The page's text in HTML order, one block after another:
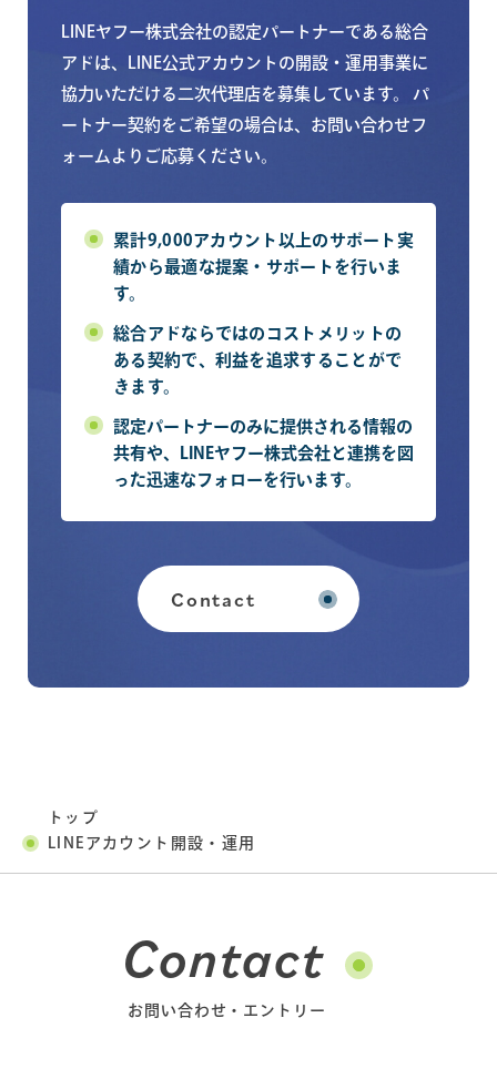
LINEヤフー株式会社の認定パートナーである総合
アドは、
LINE公式アカウントの開設・運用事業に
協力いただける二次代理店を募集しています。
パ
ートナー契約をご希望の場合は、お問い合わせフ
ォームよりご応募ください。
累計9,000アカウント以上のサポート実
績から最適な提案・サポートを行いま
す。
総合アドならではのコストメリットの
ある契約で、利益を追求することがで
きます。
認定パートナーのみに提供される情報の
共有や、LINEヤフー株式会社と連携を図
った迅速なフォローを行います。
Contact
お問い合わせ
トップ
LINEアカウント開設・運用
Contact
お問い合わせ・エントリー